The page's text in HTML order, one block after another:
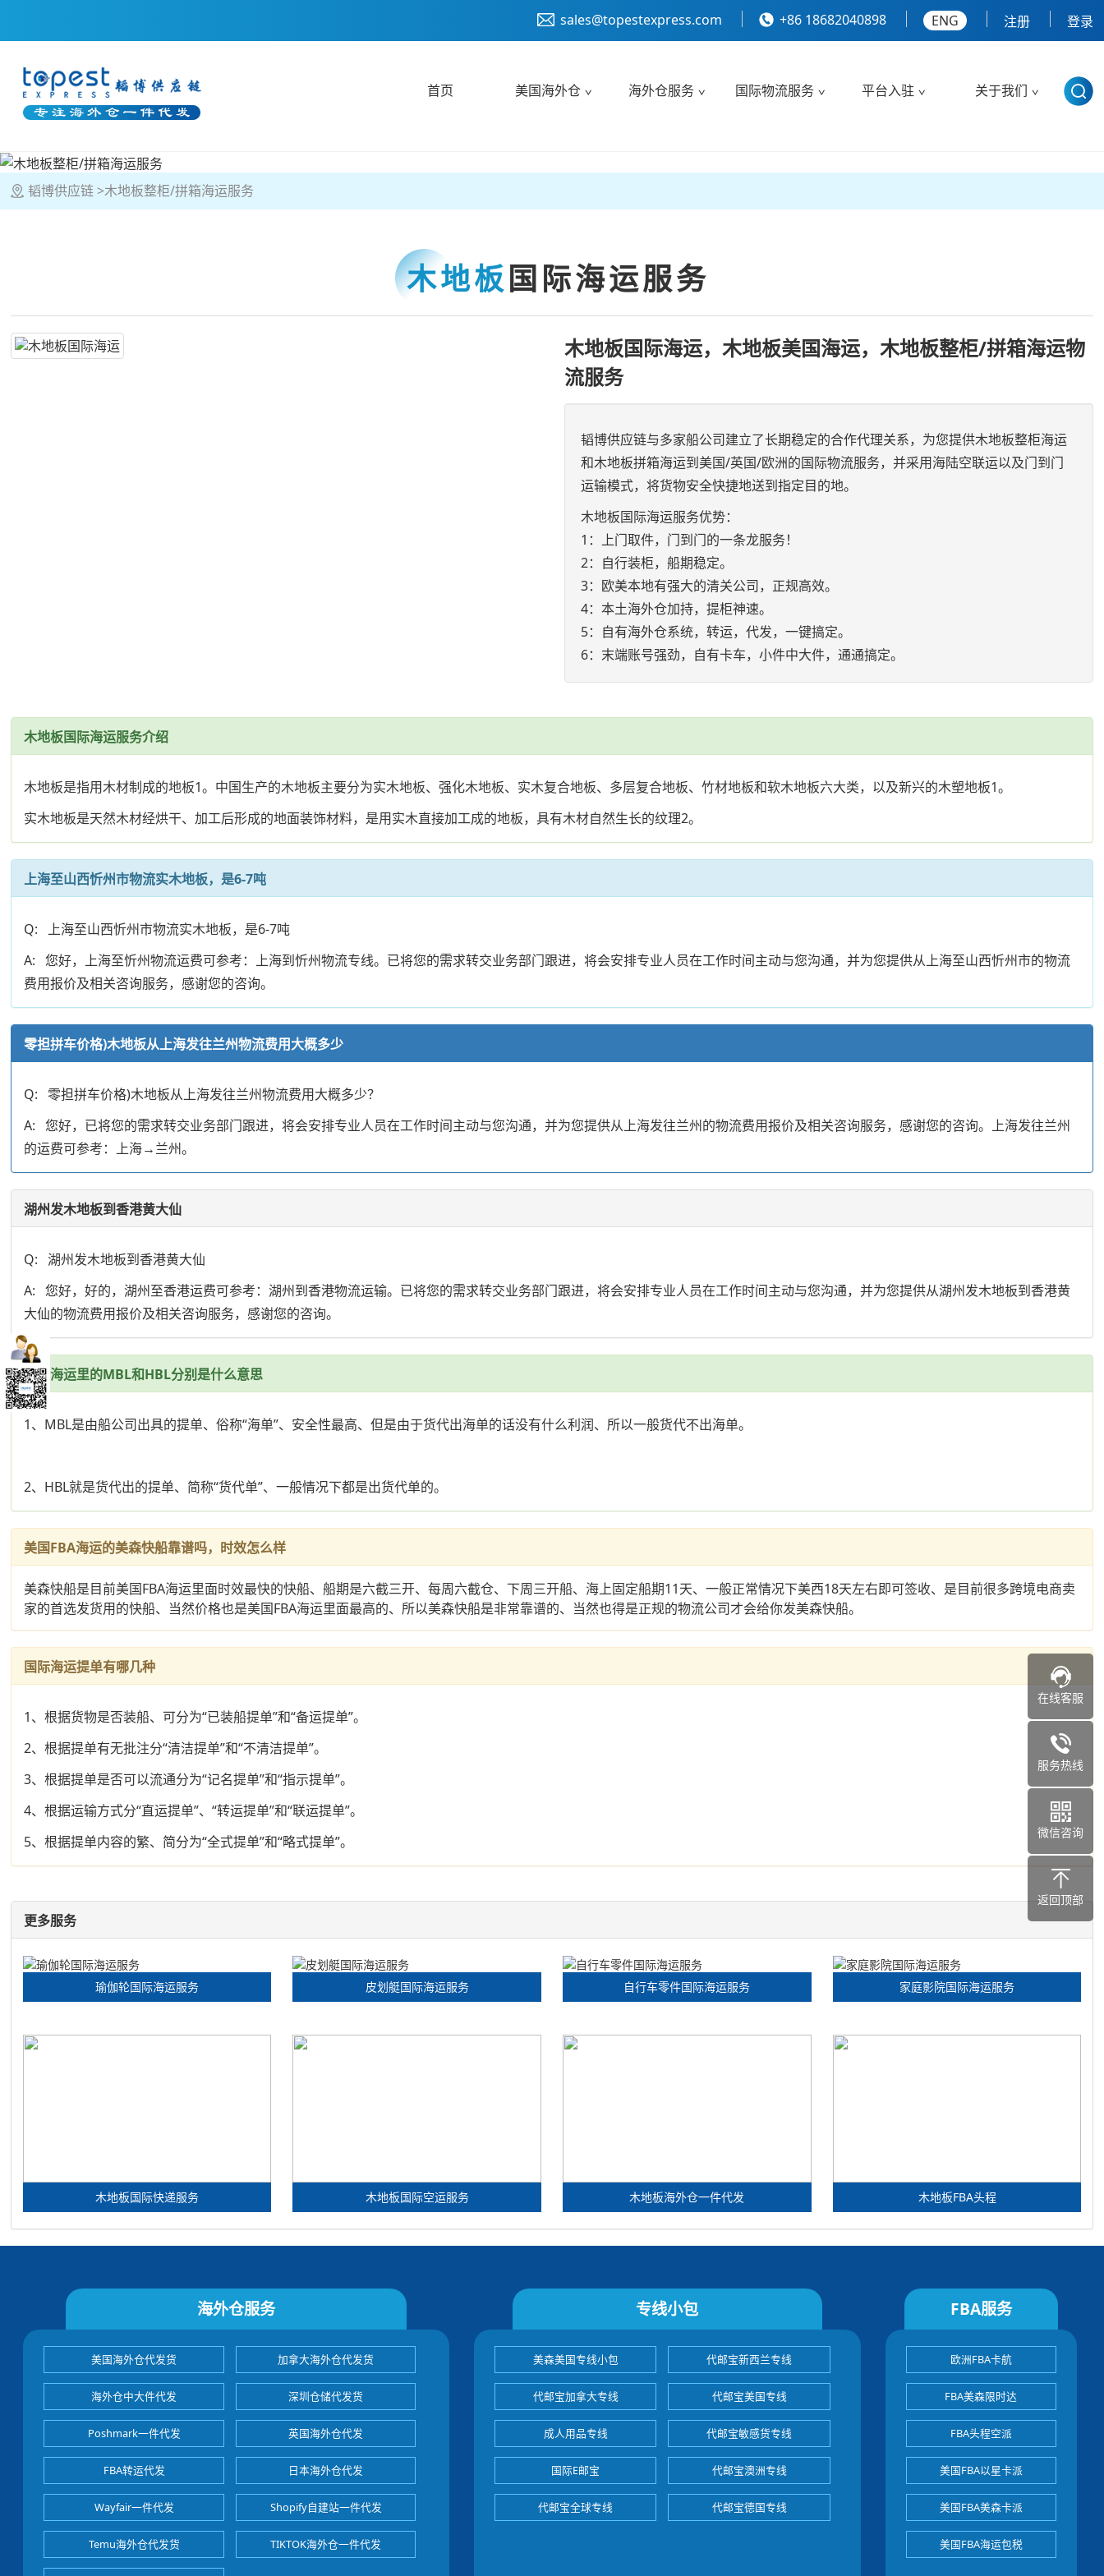
sales@topestexpress.com +86 18682040898 ENG 注册 登录
首页 美国海外仓 海外仓服务 国际物流服务 平台入驻 关于我们
韬博供应链 木地板整柜/拼箱海运服务
木地板 国际海运服务
木地板国际海运，木地板美国海运，木地板整柜/拼箱海运物
流服务
韬博供应链与多家船公司建立了长期稳定的合作代理关系，为您提供木地板整柜海运
和木地板拼箱海运到美国/英国/欧洲的国际物流服务，并采用海陆空联运以及门到门
运输模式，将货物安全快捷地送到指定目的地。
木地板国际海运服务优势：
1：上门取件，门到门的一条龙服务！
2：自行装柜，船期稳定。
3：欧美本地有强大的清关公司，正规高效。
4：本土海外仓加持，提柜神速。
5：自有海外仓系统，转运，代发，一键搞定。
6：末端账号强劲，自有卡车，小件中大件，通通搞定。
木地板国际海运服务介绍
木地板是指用木材制成的地板1。中国生产的木地板主要分为实木地板、强化木地板、实木复合地板、多层复合地板、竹材地板和软木地板六大类，以及新兴的木塑地板1。
实木地板是天然木材经烘干、加工后形成的地面装饰材料，是用实木直接加工成的地板，具有木材自然生长的纹理2。
上海至山西忻州市物流实木地板，是6-7吨
Q: 上海至山西忻州市物流实木地板，是6-7吨
A: 您好，上海至忻州物流运费可参考：上海到忻州物流专线。已将您的需求转交业务部门跟进，将会安排专业人员在工作时间主动与您沟通，并为您提供从上海至山西忻州市的物流
费用报价及相关咨询服务，感谢您的咨询。
零担拼车价格)木地板从上海发往兰州物流费用大概多少
Q: 零担拼车价格)木地板从上海发往兰州物流费用大概多少？
A: 您好，已将您的需求转交业务部门跟进，将会安排专业人员在工作时间主动与您沟通，并为您提供从上海发往兰州的物流费用报价及相关咨询服务，感谢您的咨询。上海发往兰州
的运费可参考：上海→兰州。
湖州发木地板到香港黄大仙
Q: 湖州发木地板到香港黄大仙
A: 您好，好的，湖州至香港运费可参考：湖州到香港物流运输。已将您的需求转交业务部门跟进，将会安排专业人员在工作时间主动与您沟通，并为您提供从湖州发木地板到香港黄
大仙的物流费用报价及相关咨询服务，感谢您的咨询。
国际海运里的MBL和HBL分别是什么意思
1、MBL是由船公司出具的提单、俗称“海单”、安全性最高、但是由于货代出海单的话没有什么利润、所以一般货代不出海单。
2、HBL就是货代出的提单、简称“货代单”、一般情况下都是出货代单的。
美国FBA海运的美森快船靠谱吗，时效怎么样
美森快船是目前美国FBA海运里面时效最快的快船、船期是六截三开、每周六截仓、下周三开船、海上固定船期11天、一般正常情况下美西18天左右即可签收、是目前很多跨境电商卖
家的首选发货用的快船、当然价格也是美国FBA海运里面最高的、所以美森快船是非常靠谱的、当然也得是正规的物流公司才会给你发美森快船。
国际海运提单有哪几种
1、根据货物是否装船、可分为“已装船提单”和“备运提单”。
2、根据提单有无批注分“清洁提单”和“不清洁提单”。
3、根据提单是否可以流通分为“记名提单”和“指示提单”。
4、根据运输方式分“直运提单”、“转运提单”和“联运提单”。
5、根据提单内容的繁、简分为“全式提单”和“略式提单”。
更多服务
瑜伽轮国际海运服务 皮划艇国际海运服务 自行车零件国际海运服务 家庭影院国际海运服务
木地板国际快递服务 木地板国际空运服务 木地板海外仓一件代发 木地板FBA头程
海外仓服务
美国海外仓代发货 加拿大海外仓代发货
海外仓中大件代发 深圳仓储代发货
Poshmark一件代发 英国海外仓代发
FBA转运代发 日本海外仓代发
Wayfair一件代发 Shopify自建站一件代发
Temu海外仓代发货 TIKTOK海外仓一件代发
专线小包
美森美国专线小包 代邮宝新西兰专线
代邮宝加拿大专线 代邮宝美国专线
成人用品专线 代邮宝敏感货专线
国际E邮宝 代邮宝澳洲专线
代邮宝全球专线 代邮宝德国专线
FBA服务
欧洲FBA卡航
FBA美森限时达
FBA头程空派
美国FBA以星卡派
美国FBA美森卡派
美国FBA海运包税
在线客服
服务热线
微信咨询
返回顶部